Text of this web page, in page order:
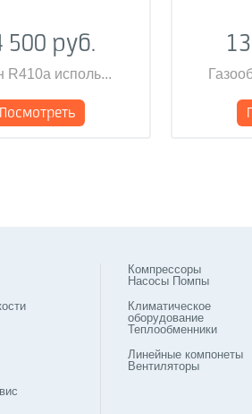
500 руб.
R410a исполь...
Посмотреть
Компрессоры
Насосы Помпы
Климатическое
оборудование
Теплообменники
Линейные компонеты
Вентиляторы